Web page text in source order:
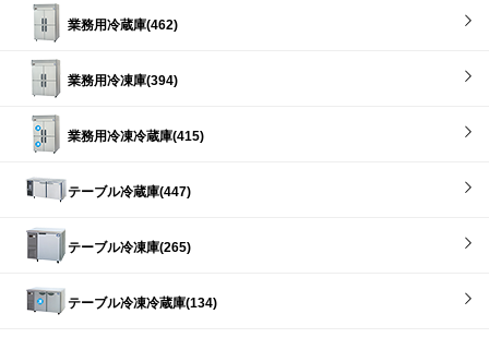
業務用冷蔵庫(462)
業務用冷凍庫(394)
業務用冷凍冷蔵庫(415)
テーブル冷蔵庫(447)
テーブル冷凍庫(265)
テーブル冷凍冷蔵庫(134)